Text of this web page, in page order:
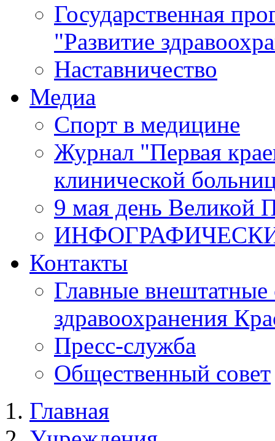
Государственная
"Развитие
Наставничество
Медиа
Спорт в медицине
Журнал "Первая
клинической
9 мая день Великой
Контакты
Главные внештатные
здравоохранения
Пресс-служба
Общественный совет
Главная